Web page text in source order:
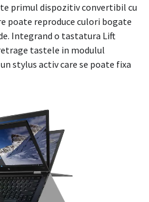
primul dispozitiv convertibil cu
poate reproduce culori bogate
Integrand o tastatura Lift
tastele in modulul
stylus activ care se poate fixa